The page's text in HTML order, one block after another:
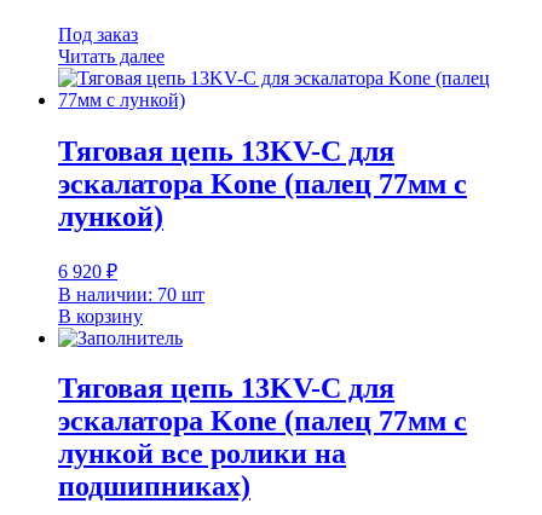
Под заказ
Читать далее
Тяговая цепь 13KV-C для
эскалатора Kone (палец 77мм с
лункой)
6 920 ₽
В наличии: 70 шт
В корзину
Тяговая цепь 13KV-C для
эскалатора Kone (палец 77мм с
лункой все ролики на
подшипниках)